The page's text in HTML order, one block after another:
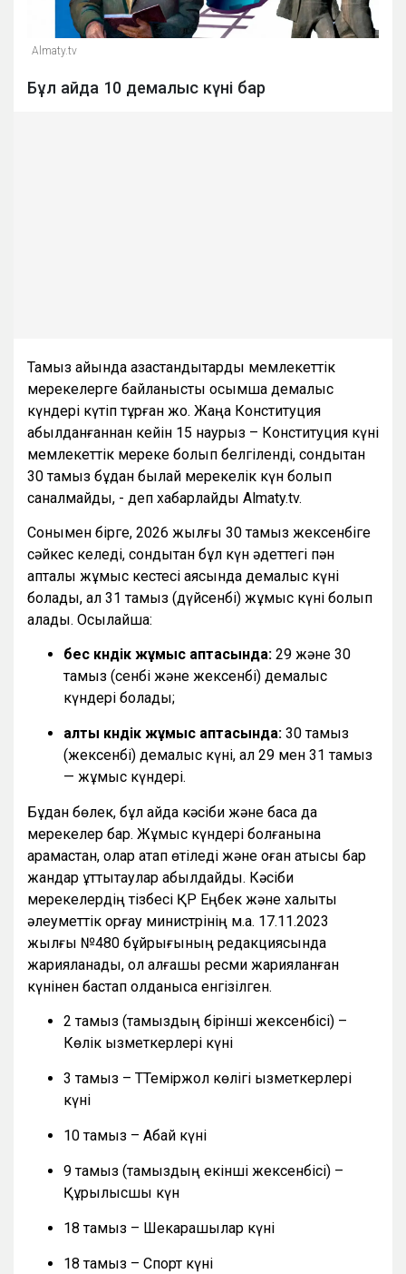
Almaty.tv
Бұл айда 10 демалыс күні бар
Тамыз айында қазақстандықтарды мемлекеттік
мерекелерге байланысты қосымша демалыс
күндері күтіп тұрған жоқ. Жаңа Конституция
қабылданғаннан кейін 15 наурыз – Конституция күні
мемлекеттік мереке болып белгіленді, сондықтан
30 тамыз бұдан былай мерекелік күн болып
саналмайды, - деп хабарлайды Almaty.tv.
Сонымен бірге, 2026 жылғы 30 тамыз жексенбіге
сәйкес келеді, сондықтан бұл күн әдеттегі пән
апталық жұмыс кестесі аясында демалыс күні
болады, ал 31 тамыз (дүйсенбі) жұмыс күні болып
қалады. Осылайша:
бес күндік жұмыс аптасында: 29 және 30
тамыз (сенбі және жексенбі) демалыс
күндері болады;
алты күндік жұмыс аптасында: 30 тамыз
(жексенбі) демалыс күні, ал 29 мен 31 тамыз
— жұмыс күндері.
Бұдан бөлек, бұл айда кәсіби және басқа да
мерекелер бар. Жұмыс күндері болғанына
қарамастан, олар атап өтіледі және оған қатысы бар
жандар құттықтаулар қабылдайды. Кәсіби
мерекелердің тізбесі ҚР Еңбек және халықты
әлеуметтік қорғау министрінің м.а. 17.11.2023
жылғы №480 бұйрығының редакциясында
жарияланады, ол алғашқы ресми жарияланған
күнінен бастап қолданысқа енгізілген.
2 тамыз (тамыздың бірінші жексенбісі) –
Көлік қызметкерлері күні
3 тамыз – ТТеміржол көлігі қызметкерлері
күні
10 тамыз – Абай күні
9 тамыз (тамыздың екінші жексенбісі) –
Құрылысшы күн
18 тамыз – Шекарашылар күні
18 тамыз – Спорт күні